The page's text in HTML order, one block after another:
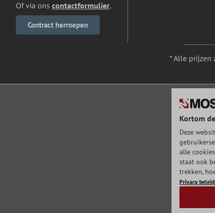
Of via ons contactformulier.
Contract herroepen
* Alle prijzen
Kortom
Deze
alle
staat ook
trekken,
Privacy beleid